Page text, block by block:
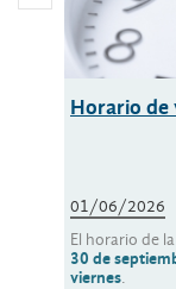
Horario de
01/06/2026
El horario de
30 de
viernes.